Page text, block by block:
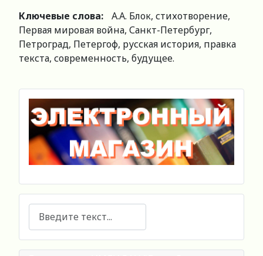
Ключевые слова:
А.А. Блок, стихотворение,
Первая мировая война, Санкт-Петербург,
Петроград, Петергоф, русская история, правка
текста, современность, будущее.
Поиск